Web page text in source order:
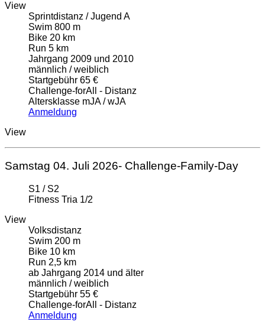
View
Sprintdistanz / Jugend A
Swim 800 m
Bike 20 km
Run 5 km
Jahrgang 2009 und 2010
männlich / weiblich
Startgebühr 65 €
Challenge-forAll - Distanz
Altersklasse mJA / wJA
Anmeldung
View
Samstag 04. Juli 2026- Challenge-Family-Day
S1 / S2
Fitness Tria 1/2
View
Volksdistanz
Swim 200 m
Bike 10 km
Run 2,5 km
ab Jahrgang 2014 und älter
männlich / weiblich
Startgebühr 55 €
Challenge-forAll - Distanz
Anmeldung